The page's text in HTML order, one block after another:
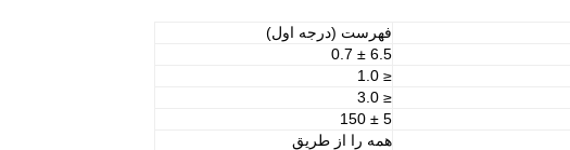
فهرست (درجه اول)
6.5 ± 0.7
≤ 1.0
≤ 3.0
5 ± 150
همه را از طریق